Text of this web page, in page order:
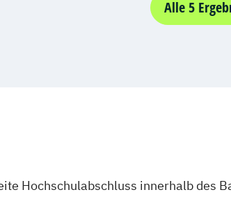
Alle 5
Hochschulabschluss innerhalb des